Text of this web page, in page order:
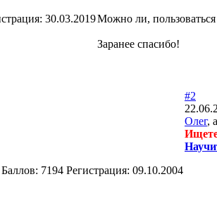
30.03.2019Можно ли, пользоваться
Заранее спасибо!
Баллов: 7194 Регистрация: 09.10.2004
#2
Олег,